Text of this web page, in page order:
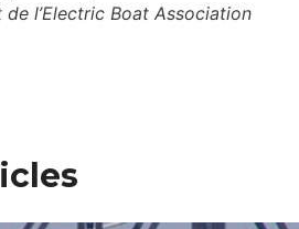
l’Electric Boat Association